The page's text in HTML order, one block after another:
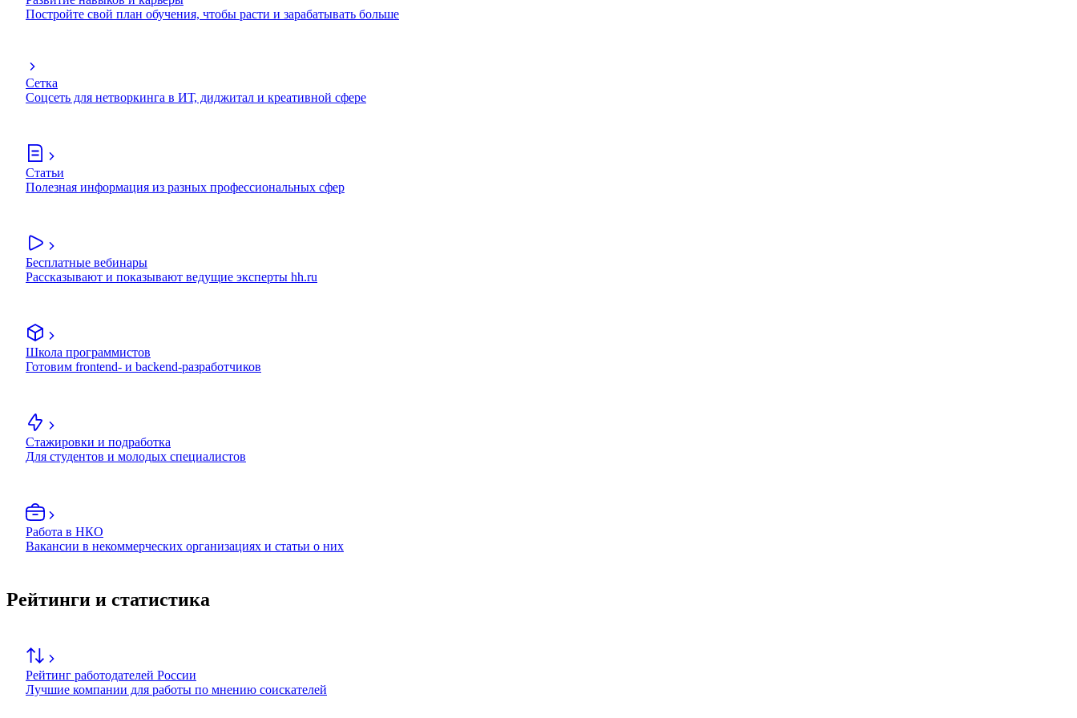
Постройте свой план обучения, чтобы расти и зарабатывать больше
Сетка
Соцсеть для нетворкинга в ИТ, диджитал и креативной сфере
Статьи
Полезная информация из разных профессиональных сфер
Бесплатные вебинары
Рассказывают и показывают ведущие эксперты hh.ru
Школа программистов
Готовим frontend- и backend-разработчиков
Стажировки и подработка
Для студентов и молодых специалистов
Работа в НКО
Вакансии в некоммерческих организациях и статьи о них
Рейтинги и статистика
Рейтинг работодателей России
Лучшие компании для работы по мнению соискателей